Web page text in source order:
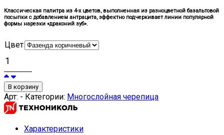
Классическая палитра из 4-х цветов, выполненная из разноцветной базальтовой
посыпки с добавлением антрацита, эффектно подчеркивает линии популярной
формы нарезки «драконий зуб».
Цвет
В корзину
Арт: - Категории: Многослойная черепица
Характеристики